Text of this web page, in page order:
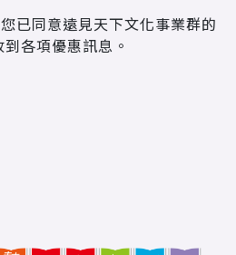
已同意遠見天下文化事業群的
到各項優惠訊息。